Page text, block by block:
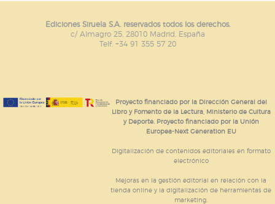
Ediciones Siruela S.A. reservados todos los derechos.
c/ Almagro 25. 28010 Madrid. España
Telf. +34 91 355 57 20
Proyecto financiado por la Dirección General del
Libro y Fomento de la Lectura, Ministerio de Cultura
y Deporte. Proyecto financiado por la Unión
Europea-Next Generation EU
Digitalización de contenidos editoriales en formato
electrónico
Mejoras en la gestión editorial en relación con la
tienda online y la digitalización de herramientas de
marketing.